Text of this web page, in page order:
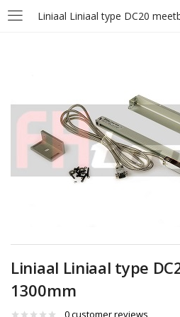
LOGIN
Remember me
Liniaal Liniaal type
1300mm
0customer reviews